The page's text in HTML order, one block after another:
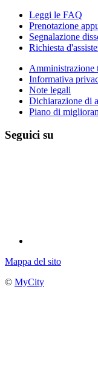
Leggi le FAQ
Prenotazione
Segnalazione
Richiesta
Amministrazione
Informativa
Note legali
Dichiarazione di
Piano di
Seguici su
Mappa del sito
© MyCity